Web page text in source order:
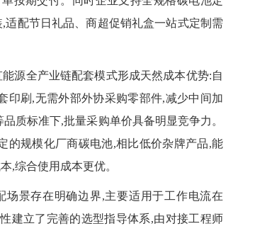
配节日礼品、商超促销礼盒一站式定制需
全产业链配套模式形成天然成本优势:自
印刷,无需外部外协采购零部件,减少中间加
质标准下,批量采购单价具备明显竞争力。
的规模化厂商碳电池,相比低价杂牌产品,能
,综合使用成本更优。
景存在明确边界,主要适用于工作电流在
建立了完善的选型指导体系,由对接工程师